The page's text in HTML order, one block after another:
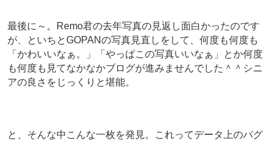
最後に～。Remo君の去年写真の見返し面白かったのです
が、といちとGOPANの写真見直しをして、何度も何度も
「かわいいなぁ。」「やっぱこの写真いいなぁ」とか何度
も何度も見てなかなかブログが進みませんでした＾＾シニ
アの良さをじっくりと堪能。
と、そんな中こんな一枚を発見。これってデータ上のバグ